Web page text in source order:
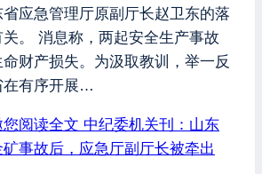
应急管理厅原副厅长赵卫东的落
。 消息称，两起安全生产事故
财产损失。为汲取教训，举一反
在有序开展…
阅读全文 中纪委机关刊：山东
事故后，应急厅副厅长被牵出